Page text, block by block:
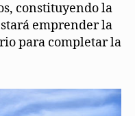
constituyendo la
emprender la
para completar la